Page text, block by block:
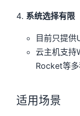
系统选择有限
目前只提
云主机支持
Rocket等
适用场景